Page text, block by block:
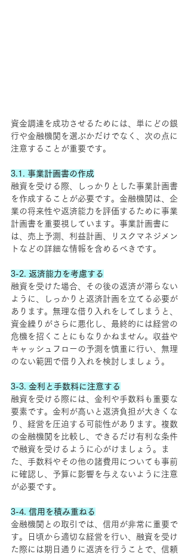
資金調達を成功させるためには、単にどの銀
行や金融機関を選ぶかだけでなく、次の点に
注意することが重要です。
3.1. 事業計画書の作成
融資を受ける際、しっかりとした事業計画書
を作成することが必要です。金融機関は、企
業の将来性や返済能力を評価するために事業
計画書を重要視しています。事業計画書に
は、売上予測、利益計画、リスクマネジメン
トなどの詳細な情報を含めるべきです。
3-2. 返済能力を考慮する
融資を受けた場合、その後の返済が滞らない
ように、しっかりと返済計画を立てる必要が
あります。無理な借り入れをしてしまうと、
資金繰りがさらに悪化し、最終的には経営の
危機を招くことにもなりかねません。収益や
キャッシュフローの予測を慎重に行い、無理
のない範囲で借り入れを検討しましょう。
3-3. 金利と手数料に注意する
融資を受ける際には、金利や手数料も重要な
要素です。金利が高いと返済負担が大きくな
り、経営を圧迫する可能性があります。複数
の金融機関を比較し、できるだけ有利な条件
で融資を受けるように心がけましょう。ま
た、手数料やその他の諸費用についても事前
に確認し、予算に影響を与えないように注意
が必要です。
3-4. 信用を積み重ねる
金融機関との取引では、信用が非常に重要で
す。日頃から適切な経営を行い、融資を受け
た際には期日通りに返済を行うことで、信頼